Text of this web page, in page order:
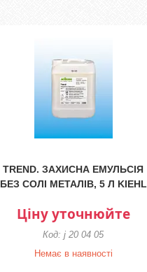
TREND. ЗАХИСНА ЕМУЛЬСІЯ
БЕЗ СОЛІ МЕТАЛІВ, 5 Л KIEHL
Ціну уточнюйте
j 20 04 05
Немає в наявності